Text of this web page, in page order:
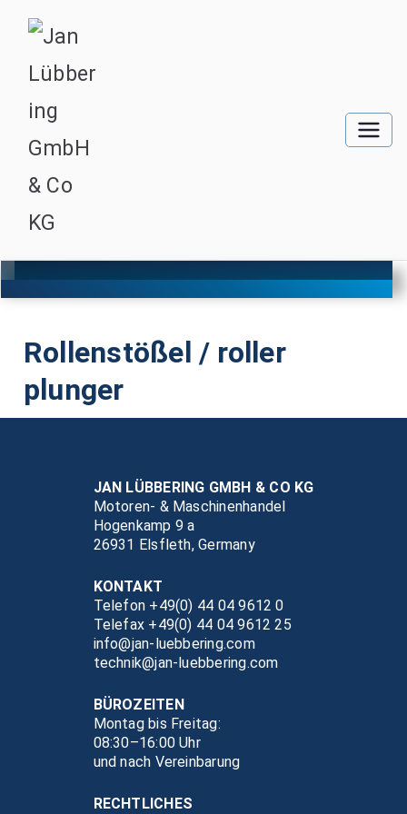
Rollenstößel / roller
plunger
JAN LÜBBERING GMBH & CO KG
Motoren- & Maschinenhandel
Hogenkamp 9 a
26931 Elsfleth, Germany
KONTAKT
Telefon +49(0) 44 04 9612 0
Telefax +49(0) 44 04 9612 25
info@jan-luebbering.com
technik@jan-luebbering.com
BÜROZEITEN
Montag bis Freitag:
08:30–16:00 Uhr
und nach Vereinbarung
RECHTLICHES